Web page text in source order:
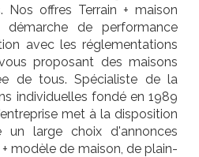
Nos offres Terrain + maison
démarche de performance
avec les réglementations
proposant des maisons
de tous. Spécialiste de la
individuelles fondé en 1989
met à la disposition
large choix d'annonces
modèle de maison, de plain-